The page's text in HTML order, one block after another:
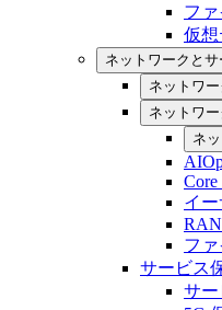
フ
仮
ネットワークと
ネットワ
ネットワ
ネ
Core
イ
RAN
フ
サービス
サー